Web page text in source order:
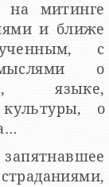
на митинге
и ближе
с
о
языке,
о